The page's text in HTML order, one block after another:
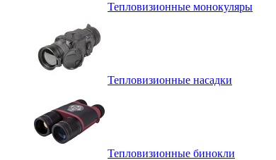
Тепловизионные монокуляры
Тепловизионные насадки
Тепловизионные бинокли